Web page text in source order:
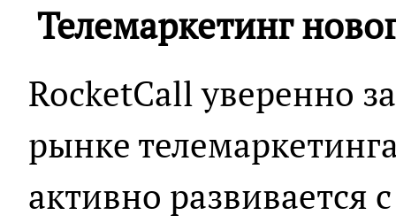
Телемаркетинг
RocketCall уверенно
рынке
активно развивается